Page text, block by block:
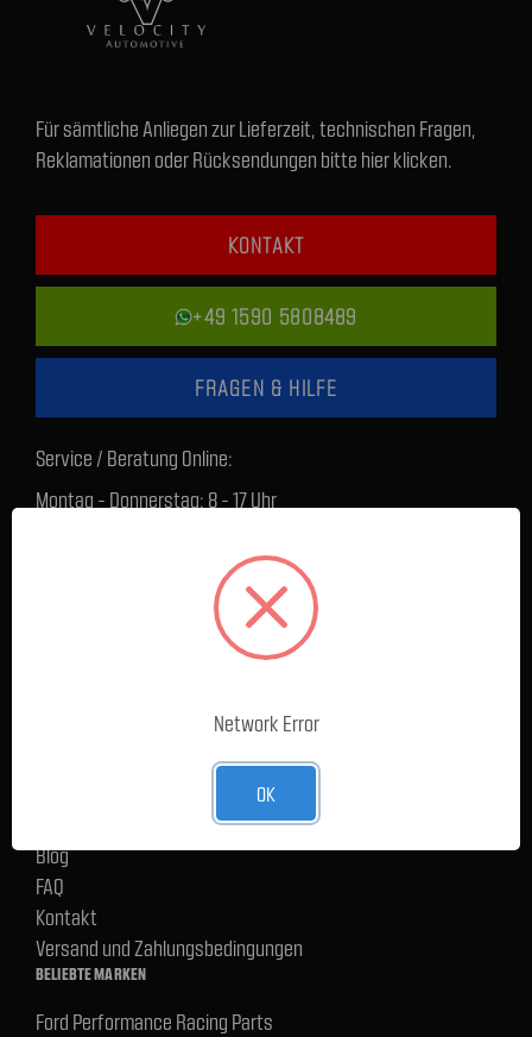
Für sämtliche Anliegen zur Lieferzeit, technischen Fragen,
Reklamationen oder Rücksendungen bitte hier klicken.
KONTAKT
+49 1590 5808489
FRAGEN & HILFE
Service / Beratung Online:
Montag - Donnerstag: 8 - 17 Uhr
Lager Lauenstein (Warenabholungen):
Montag - Donnerstag: 7.30 - 15 Uhr
Blog
FAQ
Kontakt
Versand und Zahlungsbedingungen
BELIEBTE MARKEN
Ford Performance Racing Parts
Network Error
OK